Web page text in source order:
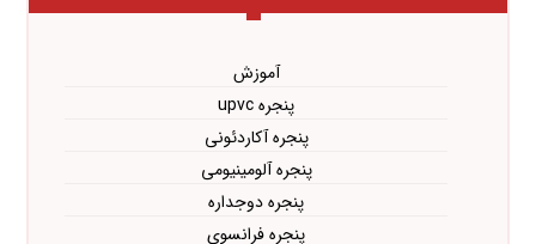
آموزش
پنجره upvc
پنجره آکاردئونی
پنجره آلومینیومی
پنجره دوجداره
پنجره فرانسوی